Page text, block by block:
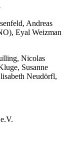
Andreas
Eyal Weizman
Nicolas
Susanne
Neudörfl,